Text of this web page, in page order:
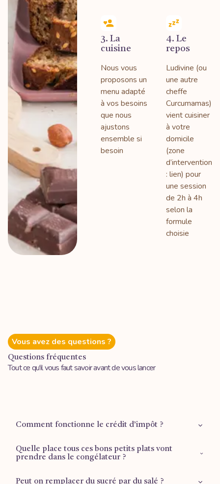
3. La
cuisine
Nous vous
proposons un
menu adapté
à vos besoins
que nous
ajustons
ensemble si
besoin
4. Le
repos
Ludivine (ou
une autre
cheffe
Curcumamas)
vient cuisiner
à votre
domicile
(zone
d’intervention
: lien) pour
une session
de 2h à 4h
selon la
formule
choisie
Vous avez des questions ?
Questions fréquentes
Tout ce qu'il vous faut savoir avant de vous lancer
Comment fonctionne le crédit d’impôt ?
Retrouvez plus d'informations sur lapage dédiée
Quelle place tous ces bons petits plats vont
prendre dans le congélateur ?
Peut on remplacer du sucré par du salé ?